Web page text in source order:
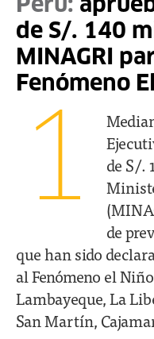
Perú:
de S/. 140
MINAGRI
Fenómeno
1
de S/.
de
que han sido
al Fenómeno el
Lambayeque, La
San Martín,